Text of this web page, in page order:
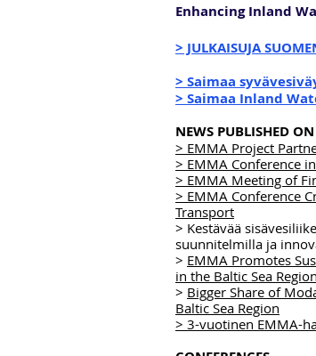
Copyright: S. Werner
Enhancing Inland
> JULKAISUJA
> Saimaa
> Saimaa Inland
NEWS PUBLISHED
> EMMA Project
> EMMA Conference
> EMMA Meeting of
> EMMA Conference
Transport
> Kestävää
suunnitelmilla ja
> EMMA Promotes
in the Baltic Sea Region
> Bigger Share of
Baltic Sea Region
> 3-vuotinen EMMA-